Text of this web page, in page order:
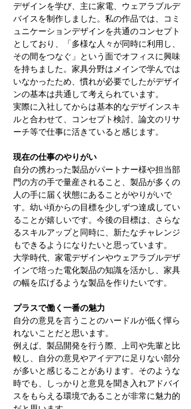
デザインを学び、主に家電、ウェアラブルデ
バイスを制作しました。私の作品では、コミ
ュニケーションデザインを共通のコンセプト
としており、「多様な人々が同時に利用し、
その間をつなぐ」という面でオフィスに興味
を持ちました。家具分野はメインで学んでは
いなかったため、慣れが必要でしたがデザイ
ンの基本は共通して考えられています。
実際に入社してからは基本的なデザインスキ
ルと合わせて、コンセプト検討、論文のリサ
ーチ等で仕事に活きていると感じます。
現在の仕事のやりがい
自分の携わった製品がパートナー様や担当部
門の方の手で量産されること、製品が多くの
人の手に届く状態にあることがやりがいで
す。幼い頃からの目標を少しずつ達成してい
ることが嬉しいです。今後の目標は、さらな
るスキルアップと同時に、新たなチャレンジ
もできるようになりたいと思っています。
大学時代、家電デザインやウェアラブルデザ
インで培った電化製品の知識を活かし、家具
の幅を広げるような製品を作りたいです。
プラスで働く一番の魅力
自分の意見を言うことのハードルが低く憚ら
れないことだと思います。
例えば、製品開発を行う際、上司や先輩と比
較し、自分の意見やアイデアに足りない部分
が多いと感じることがあります。そのような
時でも、しっかりと意見を聞き入れアドバイ
スをもらえる環境であることが非常に魅力的